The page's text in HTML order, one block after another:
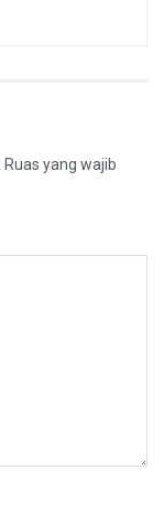
Ruas yang wajib